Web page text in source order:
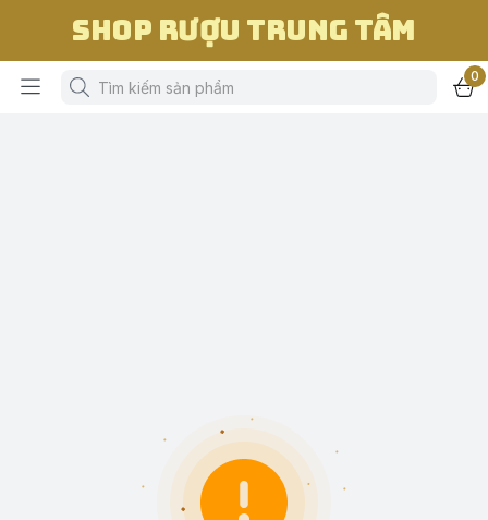
Shop Rượu Trung Tâm
0